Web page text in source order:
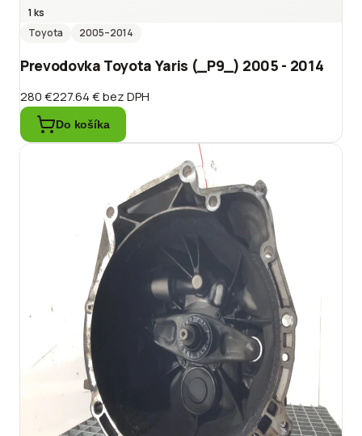
1 ks
Toyota
2005–2014
Prevodovka Toyota Yaris (_P9_) 2005 - 2014
280 €227.64 €bez DPH
Do košíka